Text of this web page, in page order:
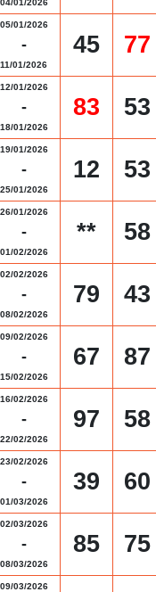
04/01/2026
05/01/2026
-
11/01/2026
45 77
12/01/2026
-
18/01/2026
83 53
19/01/2026
-
25/01/2026
12 53
26/01/2026
-
01/02/2026
** 58
02/02/2026
-
08/02/2026
79 43
09/02/2026
-
15/02/2026
67 87
16/02/2026
-
22/02/2026
97 58
23/02/2026
-
01/03/2026
39 60
02/03/2026
-
08/03/2026
85 75
09/03/2026